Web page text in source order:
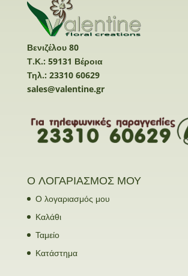
Βενιζέλου 80
Τ.Κ.: 59131 Βέροια
Τηλ.: 23310 60629
sales@valentine.gr
Ο ΛΟΓΑΡΙΑΣΜΟΣ ΜΟΥ
Ο λογαριασμός μου
Καλάθι
Ταμείο
Κατάστημα